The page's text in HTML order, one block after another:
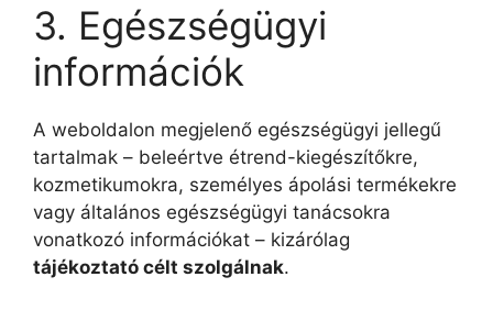
3. Egészségügyi
információk
A weboldalon megjelenő egészségügyi jellegű
tartalmak – beleértve étrend-kiegészítőkre,
kozmetikumokra, személyes ápolási termékekre
vagy általános egészségügyi tanácsokra
vonatkozó információkat – kizárólag
tájékoztató célt szolgálnak.